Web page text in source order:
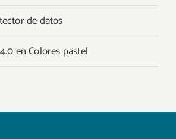
de datos
en Colores pastel